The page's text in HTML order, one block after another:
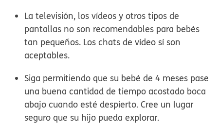
La televisión, los vídeos y otros tipos de
pantallas no son recomendables para bebés
tan pequeños. Los chats de vídeo sí son
aceptables.
Siga permitiendo que su bebé de 4 meses pase
una buena cantidad de tiempoacostado boca
abajo cuando esté despierto. Cree un lugar
seguro que su hijo pueda explorar.